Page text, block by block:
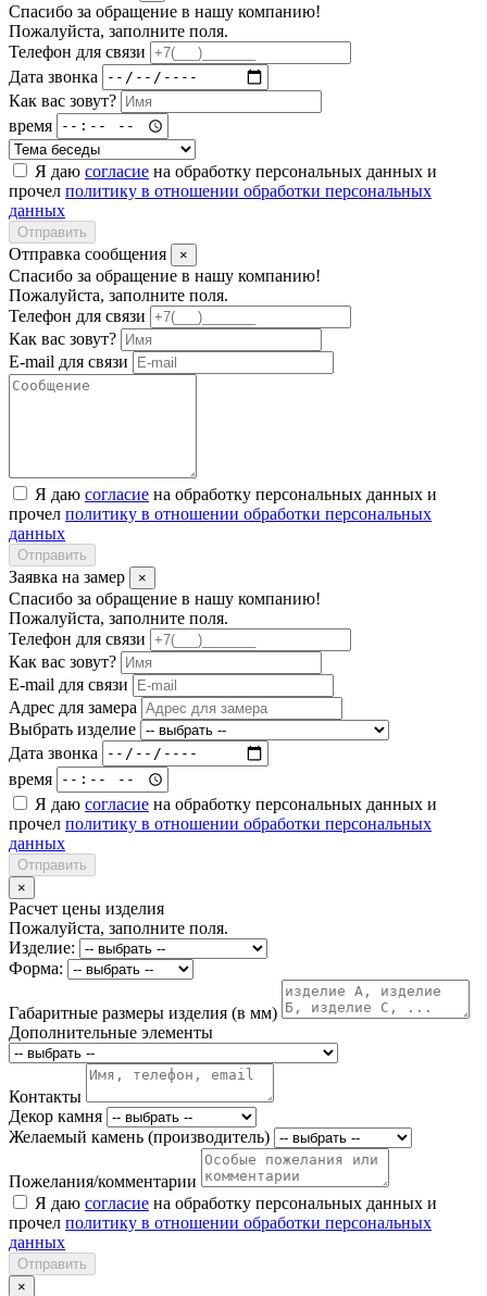
Спасибо за обращение в нашу компанию!
Пожалуйста, заполните поля.
Телефон для связи
Дата звонка
Как вас зовут?
время
Я даю согласие на обработку персональных данных и
прочел политику в отношении обработки персональных
данных
Отправить
Отправка сообщения ×
Спасибо за обращение в нашу компанию!
Пожалуйста, заполните поля.
Телефон для связи
Как вас зовут?
E-mail для связи
Я даю согласие на обработку персональных данных и
прочел политику в отношении обработки персональных
данных
Отправить
Заявка на замер ×
Спасибо за обращение в нашу компанию!
Пожалуйста, заполните поля.
Телефон для связи
Как вас зовут?
E-mail для связи
Адрес для замера
Выбрать изделие
Дата звонка
время
Я даю согласие на обработку персональных данных и
прочел политику в отношении обработки персональных
данных
Отправить
×
Расчет цены изделия
Пожалуйста, заполните поля.
Изделие:
Форма:
Габаритные размеры изделия (в мм)
Дополнительные элементы
Контакты
Декор камня
Желаемый камень (производитель)
Пожелания/комментарии
Я даю согласие на обработку персональных данных и
прочел политику в отношении обработки персональных
данных
Отправить
×